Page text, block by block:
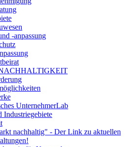
-anpassung
UnternehmerLab
Industriegebiete
nachhaltig" - Der Link zu aktuellen